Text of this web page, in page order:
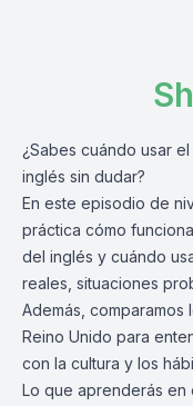
¿Sabes cuándo usar
inglés sin dudar?
En este episodio de
práctica cómo
del inglés y cuándo
reales, situaciones
Además, comparamos
Reino Unido para
con la cultura y los
Lo que aprenderás en